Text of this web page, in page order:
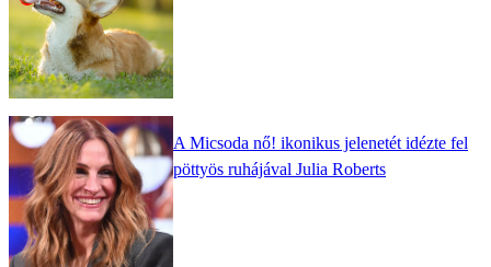
A Micsoda nő! ikonikus jelenetét idézte fel
pöttyös ruhájával Julia Roberts